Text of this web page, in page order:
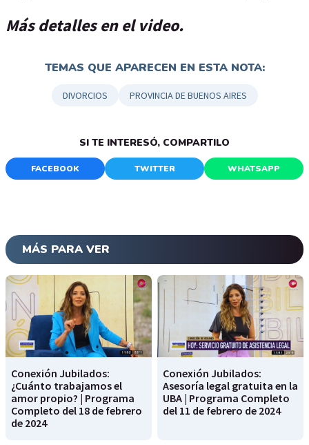
Más detalles en el video.
TEMAS QUE APARECEN EN ESTA NOTA:
DIVORCIOS PROVINCIA DE BUENOS AIRES
SI TE INTERESÓ, COMPARTILO
FACEBOOK TWITTER WHATSAPP
MÁS PARA VER
Conexión Jubilados:
¿Cuánto trabajamos el
amor propio? | Programa
Completo del 18 de febrero
de 2024
Conexión Jubilados:
Asesoría legal gratuita en la
UBA | Programa Completo
del 11 de febrero de 2024